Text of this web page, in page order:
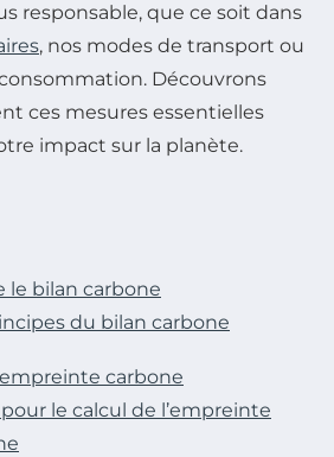
responsable, que ce soit dans
, nos modes de transport ou
Découvrons
ces mesures essentielles
impact sur la planète.
le bilan carbone
du bilan carbone
carbone
le calcul de l’empreinte